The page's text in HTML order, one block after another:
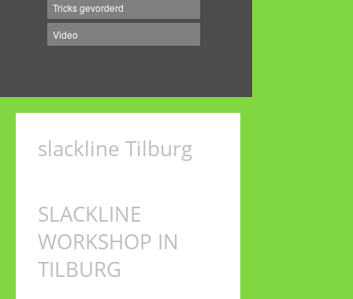
Tricks gevorderd
Video
slackline Tilburg
SLACKLINE
WORKSHOP IN
TILBURG